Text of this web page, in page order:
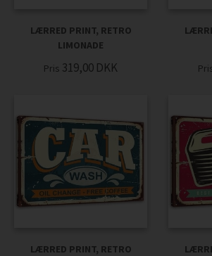
LÆRRED PRINT, RETRO
LIMONADE
Pris 319,00 DKK
LÆRRED PRINT, RETRO